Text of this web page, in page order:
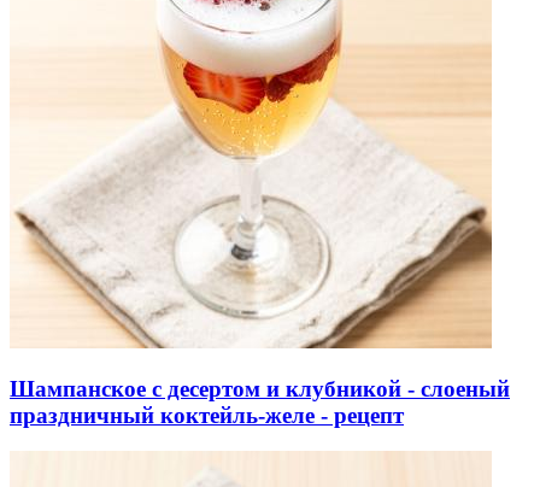
Шампанское с десертом и клубникой - слоеный
праздничный коктейль-желе - рецепт